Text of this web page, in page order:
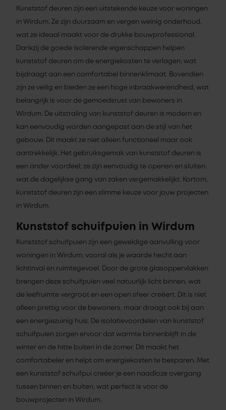
Kunststof deuren zijn een uitstekende keuze voor woningen
in Wirdum. Ze zijn duurzaam en vergen weinig onderhoud,
wat ze ideaal maakt voor de drukke bouwprofessional.
Dankzij de goede isolerende eigenschappen helpen
kunststof deuren om de energiekosten te verlagen, wat
bijdraagt aan een comfortabel binnenklimaat. Bovendien
zijn ze veilig en bieden ze een hoge inbraakwerendheid, wat
belangrijk is voor de gemoedsrust van bewoners in
Wirdum. De uitstraling van kunststof deuren is modern en
kan eenvoudig worden aangepast aan de stijl van het
gebouw. Dit maakt ze niet alleen functioneel maar ook
aantrekkelijk. Het gebruiksgemak van kunststof deuren is
een ander voordeel; ze zijn eenvoudig te openen en sluiten,
wat de dagelijkse gang van zaken vergemakkelijkt. Kortom,
kunststof deuren zijn een slimme keuze voor jouw projecten
in Wirdum.
Kunststof schuifpuien in Wirdum
Kunststof schuifpuien zijn een geweldige aanvulling voor
woningen in Wirdum, vooral als je waarde hecht aan
lichtinval en ruimtegevoel. Door de grote glasoppervlakken
brengen deze schuifpuien veel natuurlijk licht binnen, wat
de leefruimte vergroot en een open sfeer creëert. Dit is niet
alleen prettig voor de bewoners, maar draagt ook bij aan
een energiezuinig huis. De isolatievoordelen van kunststof
schuifpuien zorgen ervoor dat warmte binnenblijft in de
winter en de hitte buiten in de zomer. Dit maakt het
comfortabeler en helpt om energiekosten te besparen. Met
een kunststof schuifpui creëer je een naadloze overgang
tussen binnen en buiten, wat perfect is voor de
bouwprojecten in Wirdum.